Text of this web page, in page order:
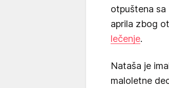
otpuštena
aprila zbog
lečenje.
Nataša je
maloletne